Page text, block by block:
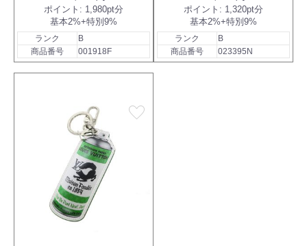
ポイント: 1,980pt分
基本2%+特別9%
ランク
B
商品番号
001918F
ポイント: 1,320pt分
基本2%+特別9%
ランク
B
商品番号
023395N
favorite